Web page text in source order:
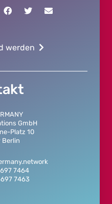
werden
GmbH
Platz 10
Berlin
7464
7463